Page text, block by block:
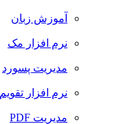
آموزش زبان
نرم افزار مک
مدیریت پسورد
نرم افزار تقویم
مدیریت PDF